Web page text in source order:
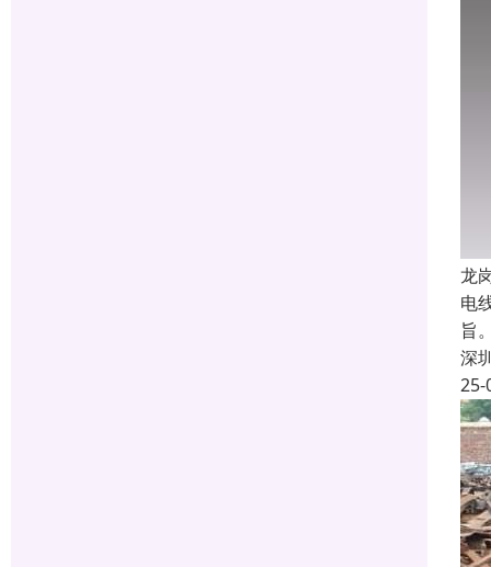
龙
电
旨
深
25-